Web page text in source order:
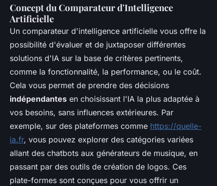
Concept du Comparateur d'Intelligence
Artificielle
Un comparateur d'intelligence artificielle vous offre la
possibilité d'évaluer et de juxtaposer différentes
solutions d'IA sur la base de critères pertinents,
comme la fonctionnalité, la performance, ou le coût.
Cela vous permet de prendre des décisions
indépendantes en choisissant l'IA la plus adaptée à
vos besoins, sans influences extérieures. Par
exemple, sur des plateformes comme https://quelle-
ia.fr, vous pouvez explorer des catégories variées
allant des chatbots aux générateurs de musique, en
passant par des outils de création de logos. Ces
plate-formes sont conçues pour vous offrir un